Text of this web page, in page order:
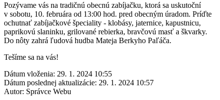
Pozývame vás na tradičnú obecnú zabíjačku, ktorá sa uskutoční
v sobotu, 10. februára od 13:00 hod. pred obecným úradom. Príďte
ochutnať zabíjačkové špeciality - klobásy, jaternice, kapustnicu,
paprikovú slaninku, grilované rebierka, bravčovú masť a škvarky.
Do nôty zahrá ľudová hudba Mateja Berkyho Paľáča.
Tešíme sa na vás!
Dátum vloženia: 29. 1. 2024 10:55
Dátum poslednej aktualizácie: 29. 1. 2024 10:57
Autor: Správce Webu